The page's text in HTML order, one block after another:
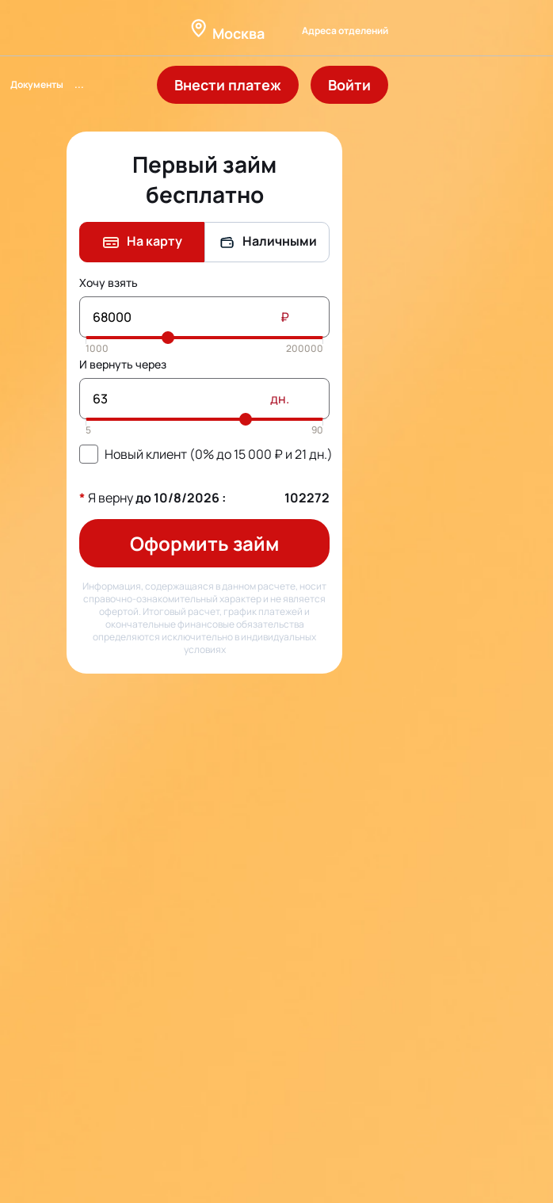
Москва Адреса отделений
Документы ... Внести платеж Войти
Первый займ
бесплатно
На карту Наличными
Хочу взять
₽
И вернуть через
дн.
Новый клиент (0% до15 000 ₽ и21дн.)
*Я вернудо10/8/2026 : 102272
Оформить займ
Информация, содержащаяся в данном расчете, носит
справочно-ознакомительный характер и не является
офертой. Итоговый расчет, график платежей и
окончательные финансовые обязательства
определяются исключительно в индивидуальных
условиях